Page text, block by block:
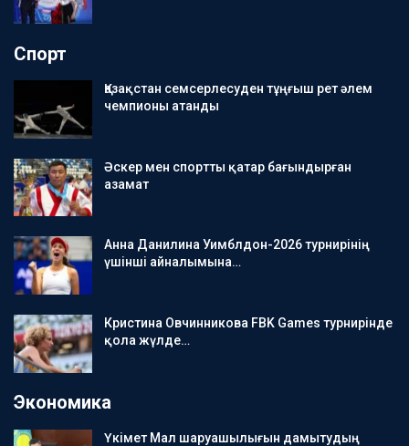
Спорт
Қазақстан семсерлесуден тұңғыш рет әлем
чемпионы атанды
Әскер мен спортты қатар бағындырған
азамат
Анна Данилина Уимблдон-2026 турнирінің
үшінші айналымына…
Кристина Овчинникова FBK Games турнирінде
қола жүлде…
Экономика
Үкімет Мал шаруашылығын дамытудың